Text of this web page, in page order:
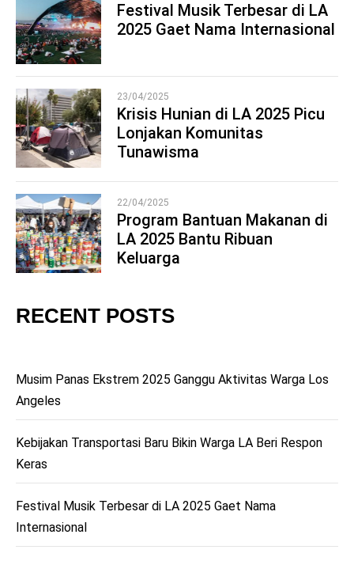
3
Festival Musik Terbesar di LA
2025 Gaet Nama Internasional
4
23/04/2025
Krisis Hunian di LA 2025 Picu
Lonjakan Komunitas
Tunawisma
5
22/04/2025
Program Bantuan Makanan di
LA 2025 Bantu Ribuan
Keluarga
RECENT POSTS
Musim Panas Ekstrem 2025 Ganggu Aktivitas Warga Los
Angeles
Kebijakan Transportasi Baru Bikin Warga LA Beri Respon
Keras
Festival Musik Terbesar di LA 2025 Gaet Nama
Internasional